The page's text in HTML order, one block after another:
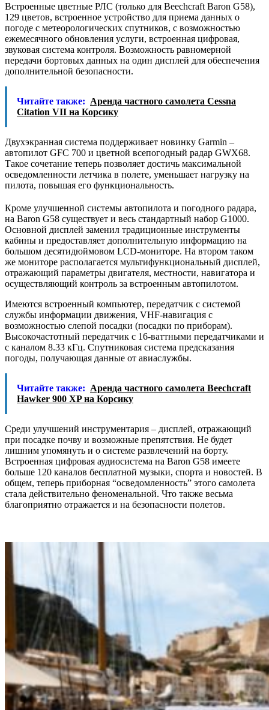
Встроенные цветные РЛС (только для Beechcraft Baron G58),
129 цветов, встроенное устройство для приема данных о
погоде с метеорологических спутников, с возможностью
ежемесячного обновления услуги, встроенная цифровая,
звуковая система контроля. Возможность равномерной
передачи бортовых данных на один дисплей для обеспечения
дополнительной безопасности.
Читайте также: Аренда частного самолета Cessna
Citation VII на Корсику
Двухэкранная система поддерживает новинку Garmin –
автопилот GFC 700 и цветной всепогодный радар GWX68.
Такое сочетание теперь позволяет достичь максимальной
осведомленности летчика в полете, уменьшает нагрузку на
пилота, повышая его функциональность.
Кроме улучшенной системы автопилота и погодного радара,
на Baron G58 существует и весь стандартный набор G1000.
Основной дисплей заменил традиционные инструменты
кабины и предоставляет дополнительную информацию на
большом десятидюймовом LCD-мониторе. На втором таком
же мониторе располагается мультифункциональный дисплей,
отражающий параметры двигателя, местности, навигатора и
осуществляющий контроль за встроенным автопилотом.
Имеются встроенный компьютер, передатчик с системой
службы информации движения, VHF-навигация с
возможностью слепой посадки (посадки по приборам).
Высокочастотный передатчик с 16-ваттными передатчиками и
с каналом 8.33 кГц. Спутниковая система предсказания
погоды, получающая данные от авиаслужбы.
Читайте также: Аренда частного самолета Beechcraft
Hawker 900 XP на Корсику
Среди улучшений инструментария – дисплей, отражающий
при посадке почву и возможные препятствия. Не будет
лишним упомянуть и о системе развлечений на борту.
Встроенная цифровая аудиосистема на Baron G58 имеете
больше 120 каналов бесплатной музыки, спорта и новостей. В
общем, теперь приборная “осведомленность” этого самолета
стала действительно феноменальной. Что также весьма
благоприятно отражается и на безопасности полетов.